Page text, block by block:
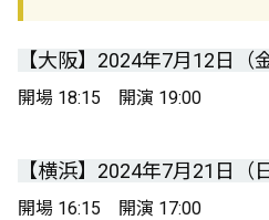
【大阪】2024年7月12日（
開場 18:15 開演 19:00
【横浜】2024年7月21日（
開場 16:15 開演 17:00